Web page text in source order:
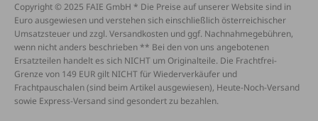
Copyright © 2025 FAIE GmbH * Die Preise auf unserer Website sind in
Euro ausgewiesen und verstehen sich einschließlich österreichischer
Umsatzsteuer und zzgl. Versandkosten und ggf. Nachnahmegebühren,
wenn nicht anders beschrieben ** Bei den von uns angebotenen
Ersatzteilen handelt es sich NICHT um Originalteile. Die Frachtfrei-
Grenze von 149 EUR gilt NICHT für Wiederverkäufer und
Frachtpauschalen (sind beim Artikel ausgewiesen), Heute-Noch-Versand
sowie Express-Versand sind gesondert zu bezahlen.